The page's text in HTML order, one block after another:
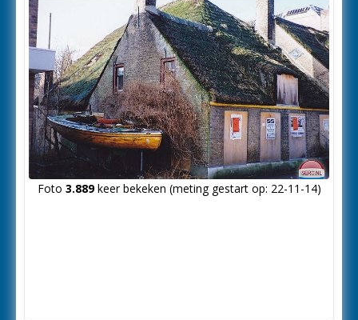
Foto 3.889keer bekeken (meting gestart op: 22-11-14)